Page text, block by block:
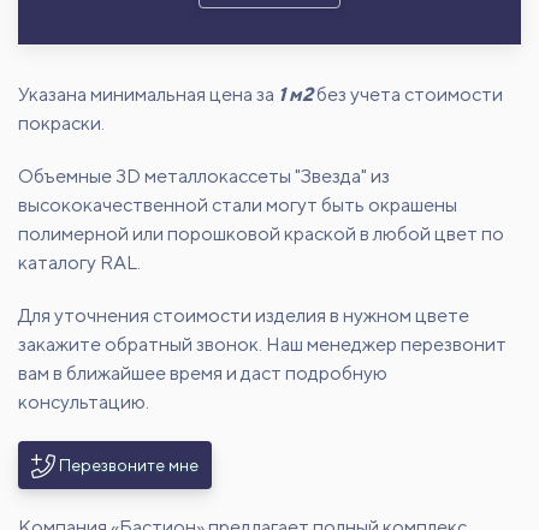
Указана минимальная цена за 1 м2без учета стоимости
покраски.
Объемные 3D металлокассеты "Звезда" из
высококачественной стали могут быть окрашены
полимерной или порошковой краской в любой цвет по
каталогу RAL.
Для уточнения стоимости изделия в нужном цвете
закажите обратный звонок. Наш менеджер перезвонит
вам в ближайшее время и даст подробную
консультацию.
Перезвоните мне